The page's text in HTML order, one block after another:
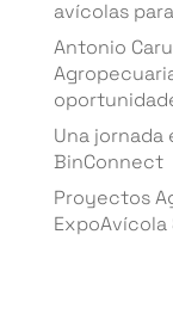
avícolas
Antonio
Una jornada
BinConnect
Proyectos